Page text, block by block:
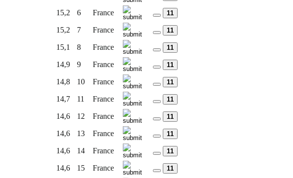
15,2 6 France 11
15,2 7 France 11
15,1 8 France 11
14,9 9 France 11
14,8 10 France 11
14,7 11 France 11
14,6 12 France 11
14,6 13 France 11
14,6 14 France 11
14,6 15 France 11